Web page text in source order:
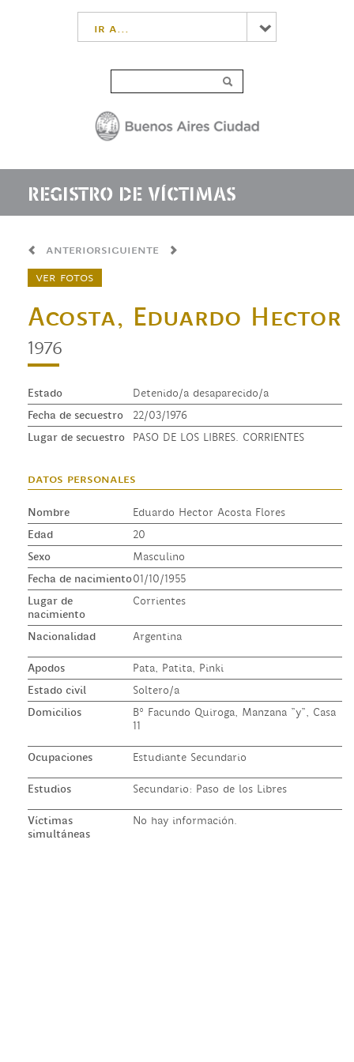
ir a...
REGISTRO DE VÍCTIMAS
anteriorsiguiente
ver fotos
Acosta, Eduardo Hector
1976
Estado
Detenido/a desaparecido/a
Fecha de secuestro
22/03/1976
Lugar de secuestro
PASO DE LOS LIBRES. CORRIENTES
datos personales
Nombre
Eduardo Hector Acosta Flores
Edad
20
Sexo
Masculino
Fecha de nacimiento01/10/1955
Lugar de
nacimiento
Corrientes
Nacionalidad Argentina
Apodos
Pata, Patita, Pinki
Estado civil
Soltero/a
Domicilios
B° Facundo Quiroga, Manzana "y", Casa
11
Ocupaciones Estudiante Secundario
Estudios Secundario: Paso de los Libres
Víctimas
simultáneas
No hay información.